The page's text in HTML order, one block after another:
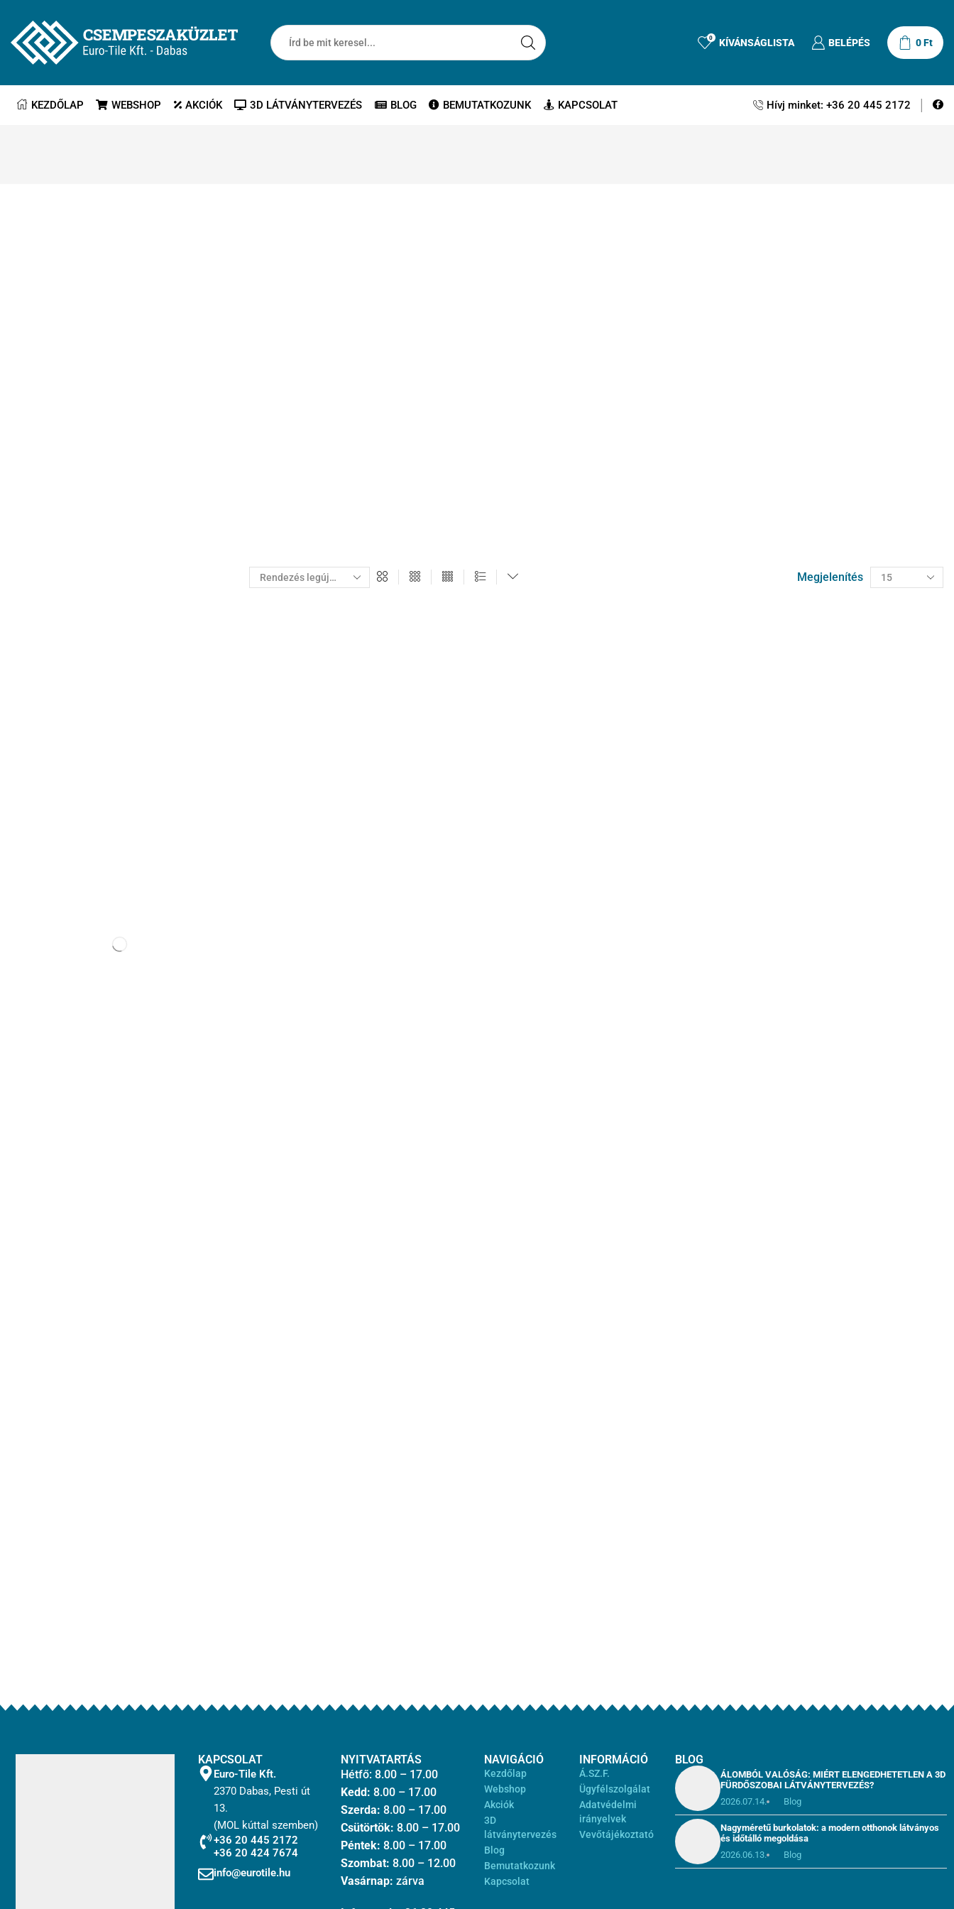
0 KÍVÁNSÁGLISTA BELÉPÉS 0Ft
KEZDŐLAP WEBSHOP AKCIÓK 3D LÁTVÁNYTERVEZÉS BLOG BEMUTATKOZUNK KAPCSOLAT Hívj minket: +36 20 445 2172
Megjelenítés
KAPCSOLAT
Euro-Tile Kft.
2370 Dabas, Pesti út
13.
(MOL kúttal szemben)
+36 20 445 2172
+36 20 424 7674
info@eurotile.hu
NYITVATARTÁS
Hétfő: 8.00 – 17.00
Kedd: 8.00 – 17.00
Szerda: 8.00 – 17.00
Csütörtök: 8.00 – 17.00
Péntek: 8.00 – 17.00
Szombat: 8.00 – 12.00
Vasárnap: zárva
NAVIGÁCIÓ
Kezdőlap
Webshop
Akciók
3D
látványtervezés
Blog
Bemutatkozunk
Kapcsolat
INFORMÁCIÓ
Á.SZ.F.
Ügyfélszolgálat
Adatvédelmi
irányelvek
Vevőtájékoztató
BLOG
ÁLOMBÓL VALÓSÁG: MIÉRT ELENGEDHETETLEN A 3D
FÜRDŐSZOBAI LÁTVÁNYTERVEZÉS?
2026.07.14.
Blog
Nagyméretű burkolatok: a modern otthonok látványos
és időtálló megoldása
2026.06.13.
Blog